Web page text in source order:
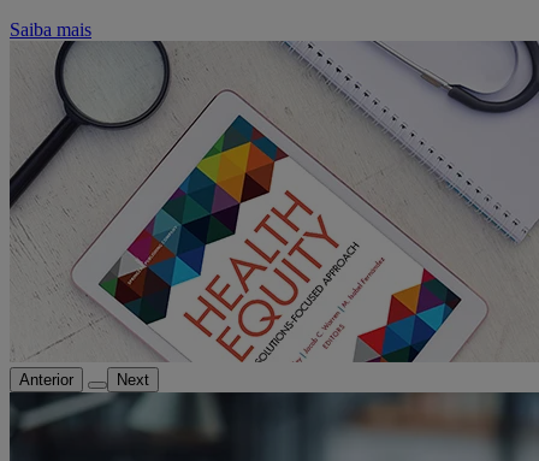
Saiba mais
Anterior Next